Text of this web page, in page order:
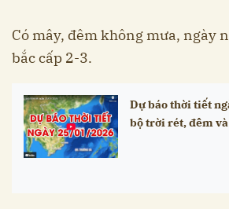
Có mây, đêm không mưa, ngày
bắc cấp 2-3.
Dự báo thời tiết
bộ trời rét, đêm